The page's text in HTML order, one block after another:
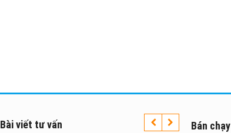
Bài viết tư vấn Bán chạy